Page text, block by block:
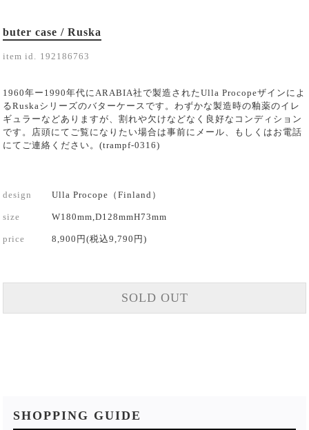
buter case / Ruska
item id. 192186763
1960年ー1990年代にARABIA社で製造されたUlla Procopeザインによ
るRuskaシリーズのバターケースです。わずかな製造時の釉薬のイレ
ギュラーなどありますが、割れや欠けなどなく良好なコンディション
です。店頭にてご覧になりたい場合は事前にメール、もしくはお電話
にてご連絡ください。(trampf-0316)
design Ulla Procope（Finland）
size W180mm,D128mmH73mm
price 8,900円(税込9,790円)
SOLD OUT
SHOPPING GUIDE